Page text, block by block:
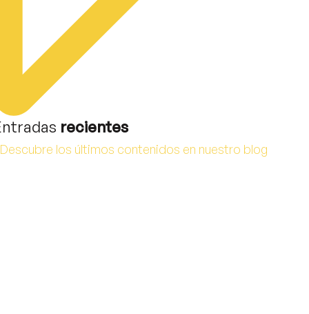
recientes
Descubre los últimos contenidos en nuestro blog